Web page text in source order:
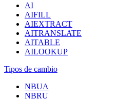
AI
AIFILL
AIEXTRACT
AITRANSLATE
AITABLE
AILOOKUP
Tipos de cambio
NBUA
NBRU